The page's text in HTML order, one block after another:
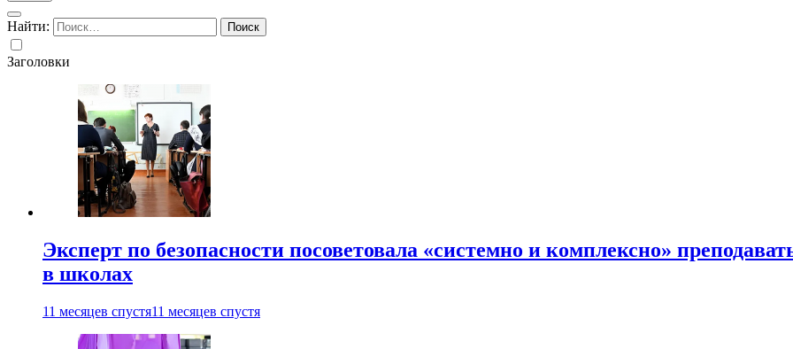
Найти:
Заголовки
Эксперт по безопасности посоветовала «системно и комплексно»
в школах
11 месяцев спустя11 месяцев спустя